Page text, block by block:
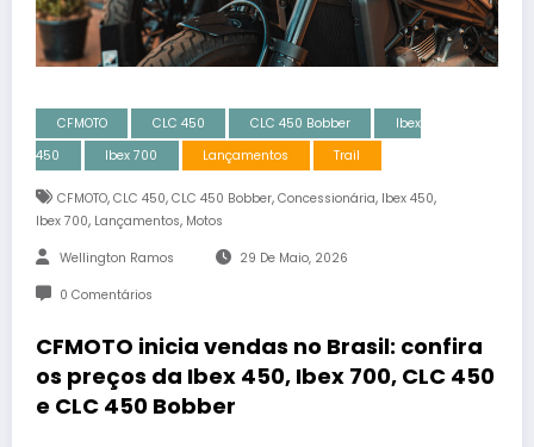
CFMOTO CLC 450 CLC 450 Bobber
Ibex
450
Ibex 700 Lançamentos Trail
CFMOTO, CLC 450, CLC 450 Bobber, Concessionária, Ibex 450,
Ibex 700, Lançamentos, Motos
Wellington Ramos 29 De Maio, 2026
0 Comentários
CFMOTO inicia vendas no Brasil: confira
os preços da Ibex 450, Ibex 700, CLC 450
e CLC 450 Bobber